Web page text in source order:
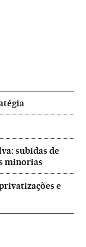
subidas de
minorias
e